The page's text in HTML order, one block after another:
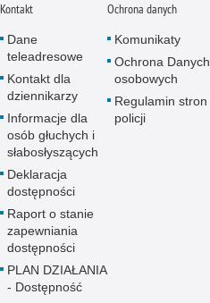
Kontakt
Dane
teleadresowe
Kontakt dla
dziennikarzy
Informacje dla
osób głuchych i
słabosłyszących
Deklaracja
dostępności
Raport o stanie
zapewniania
dostępności
PLAN DZIAŁANIA
- Dostępność
Ochrona danych
Komunikaty
Ochrona Danych
osobowych
Regulamin stron
policji